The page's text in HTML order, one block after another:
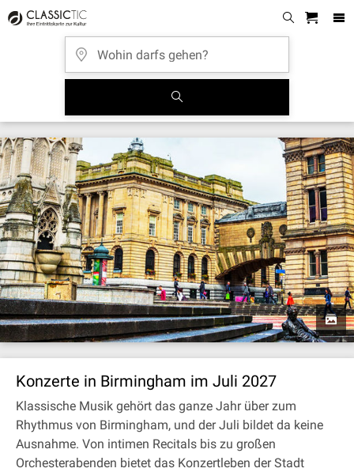
Konzerte in Birmingham im Juli 2027
Klassische Musik gehört das ganze Jahr über zum
Rhythmus von Birmingham, und der Juli bildet da keine
Ausnahme. Von intimen Recitals bis zu großen
Orchesterabenden bietet das Konzertleben der Stadt